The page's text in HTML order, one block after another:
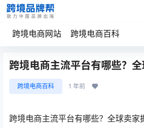
跨境电商网站 跨境电商百科
跨境电商主流平台有哪些？
跨境电商百科 1 年前
跨境电商主流平台有哪些？全球卖家